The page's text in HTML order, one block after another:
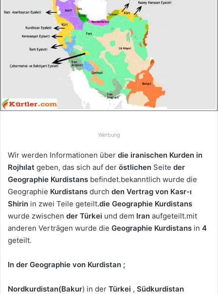
n
i
E
-
l
Werbung
Wir werden Informationen über die iranischen Kurden in
Rojhılat geben, das sich auf der östlichen Seite der
Geographie Kurdistans befindet.bekanntlich wurde die
Geographie Kurdistans durch den Vertrag von Kasr-ı
Shirin in zwei Teile geteilt.die Geographie Kurdistans
wurde zwischen der Türkei und dem Iran aufgeteilt.mit
anderen Verträgen wurde die Geographie Kurdistans in 4
geteilt.
In der Geographie von Kurdistan ;
Nordkurdistan(Bakur) in der Türkei , Südkurdistan